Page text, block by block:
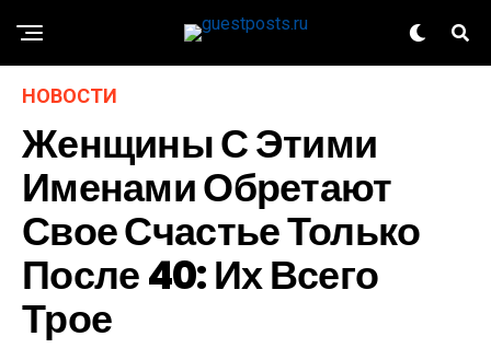
НОВОСТИ
Женщины С Этими
Именами Обретают
Свое Счастье Только
После 40: Их Всего
Трое